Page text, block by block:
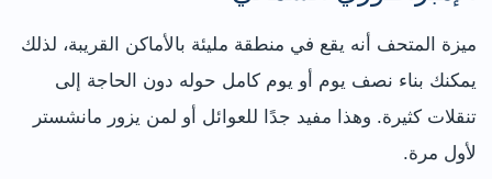
ميزة المتحف أنه يقع في منطقة مليئة بالأماكن القريبة، لذلك
يمكنك بناء نصف يوم أو يوم كامل حوله دون الحاجة إلى
تنقلات كثيرة. وهذا مفيد جدًا للعوائل أو لمن يزور مانشستر
لأول مرة.